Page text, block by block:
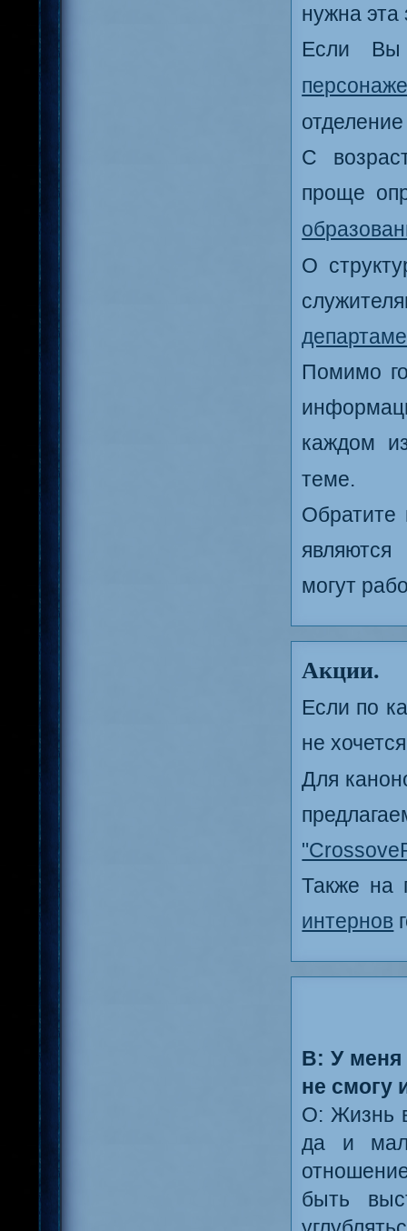
нужна
Если Вы
С
проще
О
Помимо
каждом
теме.
Обратите
могут
Акции.
Если по
не
Для
Также на
интернов
В: У меня
не смогу
О: Жизнь
да и
быть